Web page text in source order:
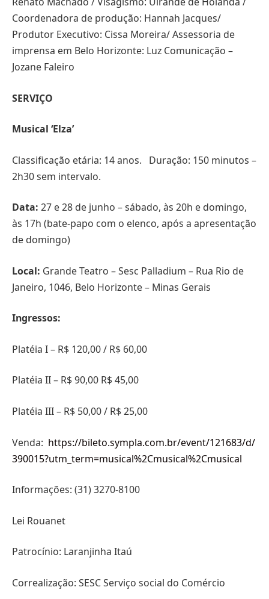
Coordenadora de produção: Hannah Jacques/
Produtor Executivo: Cissa Moreira/ Assessoria de
imprensa em Belo Horizonte: Luz Comunicação –
Jozane Faleiro
SERVIÇO
Musical ‘Elza’
Classificação etária: 14 anos. Duração: 150 minutos –
2h30 sem intervalo.
Data: 27 e 28 de junho – sábado, às 20h e domingo,
às 17h (bate-papo com o elenco, após a apresentação
de domingo)
Local: Grande Teatro – Sesc Palladium – Rua Rio de
Janeiro, 1046, Belo Horizonte – Minas Gerais
Ingressos:
Platéia I – R$ 120,00 / R$ 60,00
Platéia II – R$ 90,00 R$ 45,00
Platéia III – R$ 50,00 / R$ 25,00
Venda: https://bileto.sympla.com.br/event/121683/d/
390015?utm_term=musical%2Cmusical%2Cmusical
Informações: (31) 3270-8100
Lei Rouanet
Patrocínio: Laranjinha Itaú
Correalização: SESC Serviço social do Comércio